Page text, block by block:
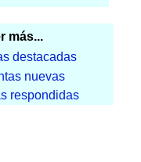
más...
destacadas
nuevas
respondidas